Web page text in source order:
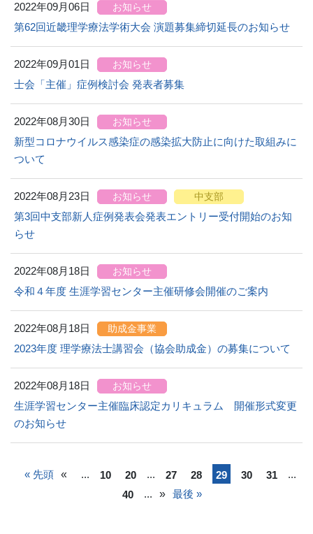
2022年09月06日 お知らせ
第62回近畿理学療法学術大会 演題募集締切延長のお知らせ
2022年09月01日 お知らせ
士会「主催」症例検討会 発表者募集
2022年08月30日 お知らせ
新型コロナウイルス感染症の感染拡大防止に向けた取組みに
ついて
2022年08月23日 お知らせ 中支部
第3回中支部新人症例発表会発表エントリー受付開始のお知
らせ
2022年08月18日 お知らせ
令和４年度 生涯学習センター主催研修会開催のご案内
2022年08月18日 助成金事業
2023年度 理学療法士講習会（協会助成金）の募集について
2022年08月18日 お知らせ
生涯学習センター主催臨床認定カリキュラム 開催形式変更
のお知らせ
« 先頭 « ... 10 20 ... 27 28 29 30 31
...
40
... » 最後 »